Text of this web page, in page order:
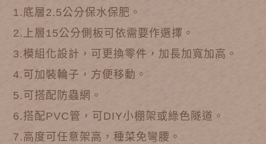
1.底層2.5公分保水保肥。
2.上層15公分側板可依需要作選擇 。
3.模組化設計，可更換零件，加長加寬加高 。
4.可加裝輪子，方便移動 。
5.可搭配防蟲網 。
6.搭配PVC管，可DIY小棚架或綠色隧道 。
7.高度可任意架高，種菜免彎腰 。